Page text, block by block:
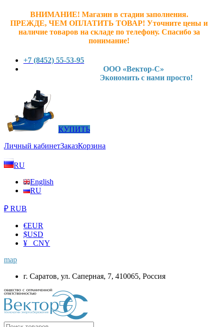
ВНИМАНИЕ! Магазин в стадии заполнения.
ПРЕЖДЕ, ЧЕМ ОПЛАТИТЬ ТОВАР! Уточните цены и
наличие товаров на складе по телефону. Спасибо за
понимание!
+7 (8452) 55-53-95
ООО «Вектор-С»
Экономить с нами просто!
КУПИТЬ
Личный кабинетЗаказКорзина
RU
English
RU
₽ RUB
€EUR
$USD
¥ CNY
map
г. Саратов, ул. Саперная, 7, 410065, Россия